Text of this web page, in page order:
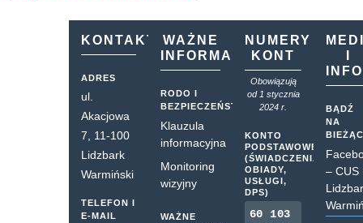
KONTAKT
ADRES
ul.
Akacjowa
7, 11-100
Lidzbark
Warmiński
TELEFON I
E-MAIL
WAŻNE
INFORMACJE
RODO I
BEZPIECZEŃSTWO
Klauzula
informacyjna
Monitoring
wizyjny
WAŻNE
NUMERY
KONT
Obowiązują
od 1 stycznia
2024 r.
KONTO
PODSTAWOWE
(ŚWIADCZENIA,
OBIADY,
USŁUGI,
DPS)
60 103
BĄDŹ
NA
– CUS